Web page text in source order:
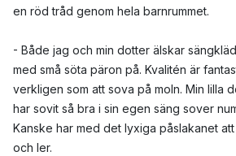
en röd tråd genom hela barnrummet.
- Både jag och min dotter älskar
med små söta päron på. Kvalitén är
verkligen som att sova på moln. Min lilla
har sovit så bra i sin egen säng sover
Kanske har med det lyxiga påslakanet
och ler.